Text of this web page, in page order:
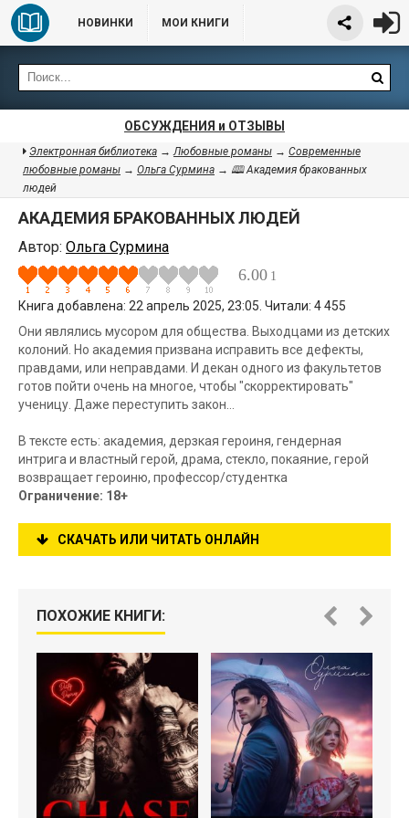
НОВИНКИ МОИ КНИГИ
ОБСУЖДЕНИЯ и ОТЗЫВЫ
Электронная библиотека →Любовные романы → Современные
любовные романы → Ольга Сурмина → 🕮 Академия бракованных
людей
АКАДЕМИЯ БРАКОВАННЫХ ЛЮДЕЙ
Автор: Ольга Сурмина
6.00 1
Книга добавлена: 22 апрель 2025, 23:05. Читали: 4 455
Они являлись мусором для общества. Выходцами из детских
колоний. Но академия призвана исправить все дефекты,
правдами, или неправдами. И декан одного из факультетов
готов пойти очень на многое, чтобы "скорректировать"
ученицу. Даже переступить закон…
В тексте есть: академия, дерзкая героиня, гендерная
интрига и властный герой, драма, стекло, покаяние, герой
возвращает героиню, профессор/студентка
Ограничение: 18+
СКАЧАТЬ ИЛИ ЧИТАТЬ ОНЛАЙН
ПОХОЖИЕ КНИГИ: